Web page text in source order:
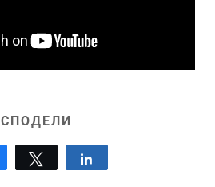
СПОДЕЛИ
Share Tweet